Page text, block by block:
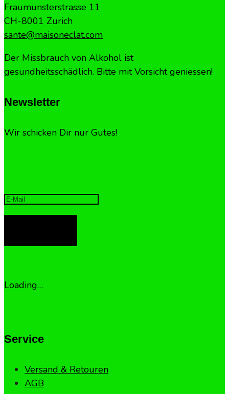
Fraumünsterstrasse 11
CH-8001 Zurich
sante@maisoneclat.com
Der Missbrauch von Alkohol ist
gesundheitsschädlich. Bitte mit Vorsicht geniessen!
Newsletter
Wir schicken Dir nur Gutes!
Loading…
Service
Versand & Retouren
AGB